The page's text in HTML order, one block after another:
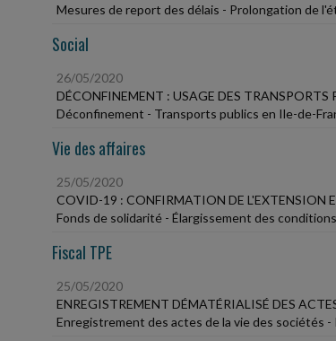
Mesures de report des délais - Prolongation de
Social
26/05/2020
DÉCONFINEMENT : USAGE DES TRANSPORTS
Déconfinement - Transports publics en Ile-de-
Vie des affaires
25/05/2020
COVID-19 : CONFIRMATION DE L'EXTENSION
Fonds de solidarité - Élargissement des
Fiscal TPE
25/05/2020
ENREGISTREMENT DÉMATÉRIALISÉ DES
Enregistrement des actes de la vie des sociétés